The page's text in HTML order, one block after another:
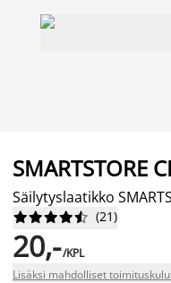
SMARTSTORE
Säilytyslaatikko





 (21)
20,-/KPL
Lisäksi mahdolliset